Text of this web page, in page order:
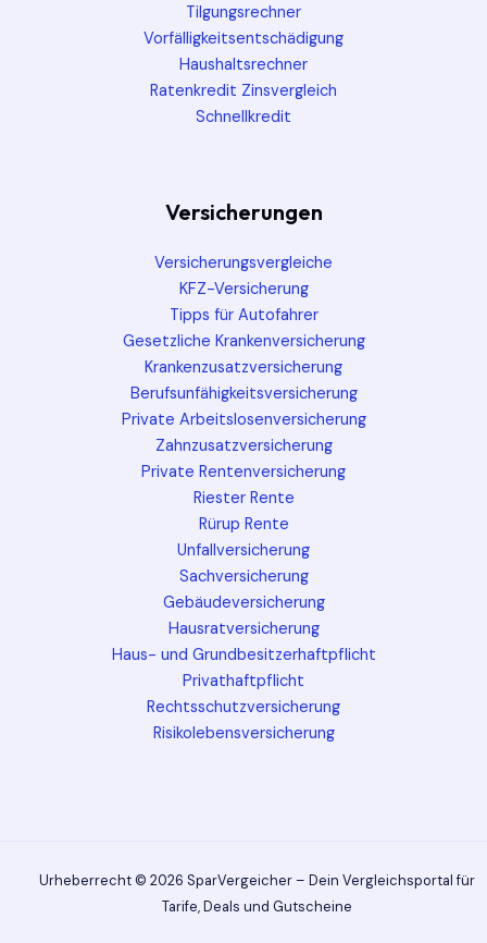
Tilgungsrechner
Vorfälligkeitsentschädigung
Haushaltsrechner
Ratenkredit Zinsvergleich
Schnellkredit
Versicherungen
Versicherungsvergleiche
KFZ-Versicherung
Tipps für Autofahrer
Gesetzliche Krankenversicherung
Krankenzusatzversicherung
Berufsunfähigkeitsversicherung
Private Arbeitslosenversicherung
Zahnzusatzversicherung
Private Rentenversicherung
Riester Rente
Rürup Rente
Unfallversicherung
Sachversicherung
Gebäudeversicherung
Hausratversicherung
Haus- und Grundbesitzerhaftpflicht
Privathaftpflicht
Rechtsschutzversicherung
Risikolebensversicherung
Urheberrecht © 2026 SparVergeicher – Dein Vergleichsportal für
Tarife, Deals und Gutscheine